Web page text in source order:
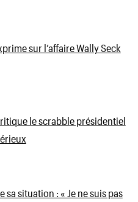
sur l’affaire Wally Seck
le scrabble présidentiel
sa situation : « Je ne suis pas